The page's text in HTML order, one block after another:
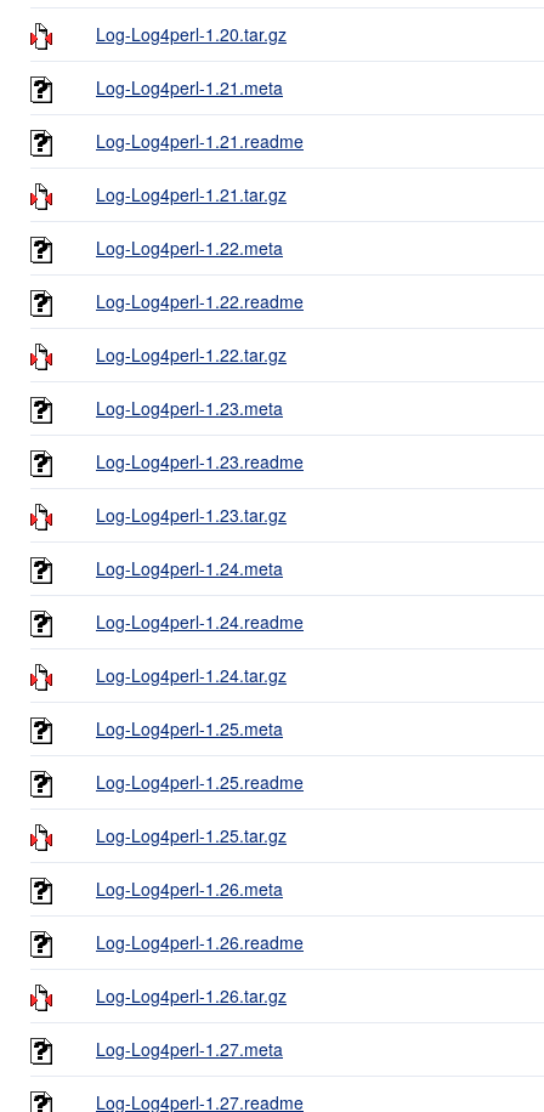
Log-Log4perl-1.20.tar.gz
Log-Log4perl-1.21.meta
Log-Log4perl-1.21.readme
Log-Log4perl-1.21.tar.gz
Log-Log4perl-1.22.meta
Log-Log4perl-1.22.readme
Log-Log4perl-1.22.tar.gz
Log-Log4perl-1.23.meta
Log-Log4perl-1.23.readme
Log-Log4perl-1.23.tar.gz
Log-Log4perl-1.24.meta
Log-Log4perl-1.24.readme
Log-Log4perl-1.24.tar.gz
Log-Log4perl-1.25.meta
Log-Log4perl-1.25.readme
Log-Log4perl-1.25.tar.gz
Log-Log4perl-1.26.meta
Log-Log4perl-1.26.readme
Log-Log4perl-1.26.tar.gz
Log-Log4perl-1.27.meta
Log-Log4perl-1.27.readme